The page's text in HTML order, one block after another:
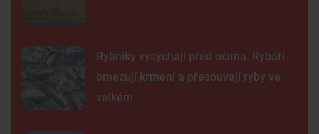
Rybníky vysychají před očima. Rybáři
omezují krmení a přesouvají ryby ve
velkém